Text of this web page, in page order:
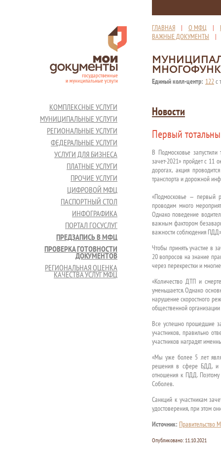
ГЛАВНАЯ | О МФЦ |
ВАЖНЫЕ ДОКУМЕНТЫ
Единый колл-центр: 122с
КОМПЛЕКСНЫЕ УСЛУГИ
МУНИЦИПАЛЬНЫЕ УСЛУГИ
РЕГИОНАЛЬНЫЕ УСЛУГИ
ФЕДЕРАЛЬНЫЕ УСЛУГИ
УСЛУГИ ДЛЯ БИЗНЕСА
ПЛАТНЫЕ УСЛУГИ
ПРОЧИЕ УСЛУГИ
ЦИФРОВОЙ МФЦ
ПАСПОРТНЫЙ СТОЛ
ИНФОГРАФИКА
ПОРТАЛ ГОСУСЛУГ
ПРЕДЗАПИСЬ В МФЦ
ПРОВЕРКА ГОТОВНОСТИ
ДОКУМЕНТОВ
РЕГИОНАЛЬНАЯ ОЦЕНКА
КАЧЕСТВА УСЛУГ МФЦ
Новости
Первый
В Подмосковье
зачет-2021» пройдет с 11
дорогах, акция
транспорта и дорожной
«Подмосковье — первый
проводим много
Однако поведение
важным фактором
важности соблюдения
Чтобы принять участие в
20 вопросов на знание
через перекрестки и
«Количество ДТП и
уменьшается. Однако
нарушение скоростного
общественной
Все успешно прошедшие
участников, правильно
участников наградят
«Мы уже более 5 лет
решения в сфере БДД, и
отношения к ПДД.
Соболев.
Санкций к участникам
удостоверения, при этом
Источник: Правительство
Опубликовано: 11.10.2021